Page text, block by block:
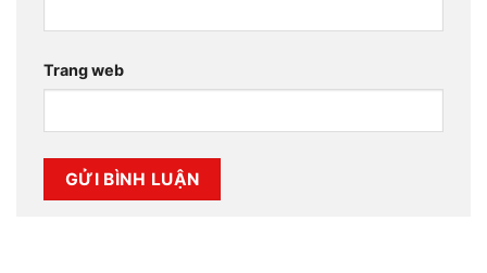
Trang web